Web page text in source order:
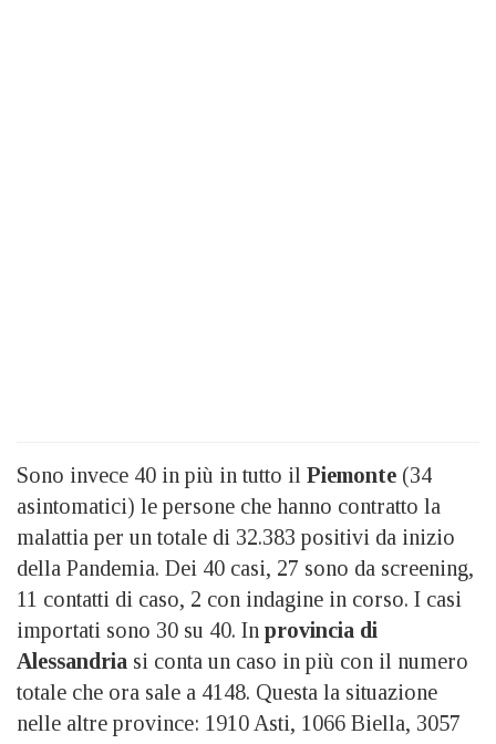
Sono invece 40 in più in tutto il Piemonte (34
asintomatici) le persone che hanno contratto la
malattia per un totale di 32.383 positivi da inizio
della Pandemia. Dei 40 casi, 27 sono da screening,
11 contatti di caso, 2 con indagine in corso. I casi
importati sono 30 su 40. In provincia di
Alessandria si conta un caso in più con il numero
totale che ora sale a 4148. Questa la situazione
nelle altre province: 1910 Asti, 1066 Biella, 3057